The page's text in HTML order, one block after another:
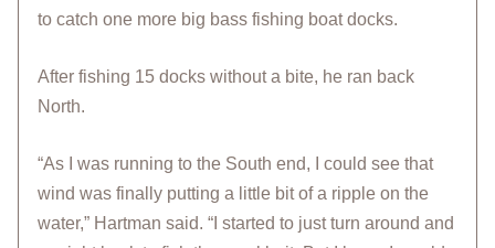
to catch one more big bass fishing boat docks.
After fishing 15 docks without a bite, he ran back
North.
“As I was running to the South end, I could see that
wind was finally putting a little bit of a ripple on the
water,” Hartman said. “I started to just turn around and